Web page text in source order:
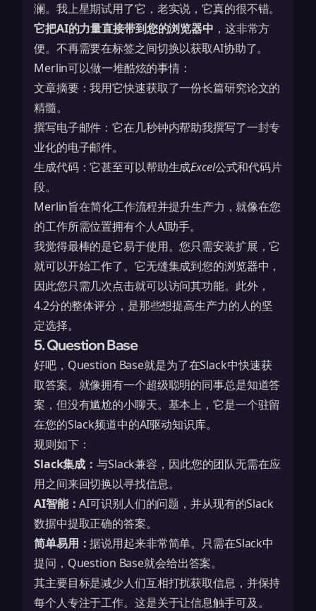
澜。我上星期试用了它，老实说，它真的很不错。
它把AI的力量直接带到您的浏览器中 ，这非常方
便。不再需要在标签之间切换以获取AI协助了。
Merlin可以做一堆酷炫的事情：
文章摘要：我用它快速获取了一份长篇研究论文的
精髓。
撰写电子邮件：它在几秒钟内帮助我撰写了一封专
业化的电子邮件。
生成代码：它甚至可以帮助生成Excel公式和代码片
段。
Merlin旨在简化工作流程并提升生产力，就像在您
的工作所需位置拥有个人AI助手。
我觉得最棒的是它易于使用。您只需安装扩展，它
就可以开始工作了。它无缝集成到您的浏览器中，
因此您只需几次点击就可以访问其功能。此外，
4.2分的整体评分 ，是那些想提高生产力的人的坚
定选择。
5. Question Base
好吧，Question Base就是为了在Slack中快速获
取答案。就像拥有一个超级聪明的同事总是知道答
案，但没有尴尬的小聊天。基本上，它是一个驻留
在您的Slack频道中的AI驱动知识库。
规则如下：
Slack集成：与Slack兼容，因此您的团队无需在应
用之间来回切换以寻找信息。
AI智能：AI可识别人们的问题，并从现有的Slack
数据中提取正确的答案。
简单易用：据说用起来非常简单。只需在Slack中
提问，Question Base就会给出答案。
其主要目标是减少人们互相打扰获取信息，并保持
每个人专注于工作。这是关于让信息触手可及。